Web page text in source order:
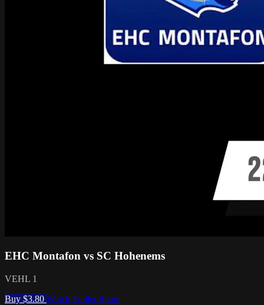
EHC Montafon vs SC Hohenems
VEHL 1
Buy $3.80 Watch Trailer Share